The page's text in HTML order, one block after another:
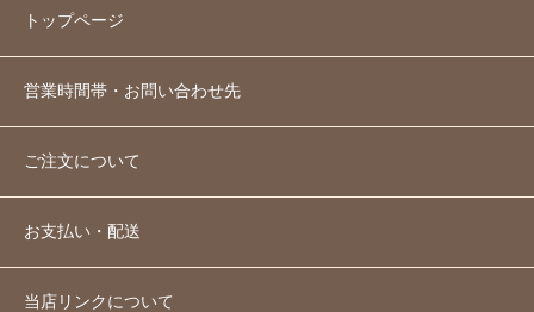
トップページ
営業時間帯・お問い合わせ先
ご注文について
お支払い・配送
当店リンクについて